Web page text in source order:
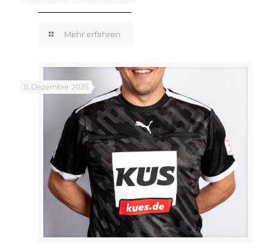
Mehr erfahren
11. Dezember 2025